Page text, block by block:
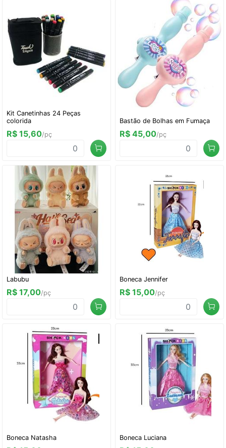
Kit Canetinhas 24 Peças
colorida
R$ 15,60/pç
Bastão de Bolhas em Fumaça
R$ 45,00/pç
Labubu
R$ 17,00/pç
Boneca Jennifer
R$ 15,00/pç
Boneca Natasha Boneca Luciana